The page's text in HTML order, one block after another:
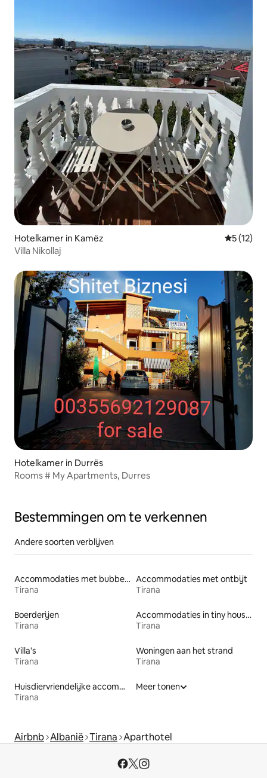
Hotelkamer in Kamëz
5 (12)
Villa Nikollaj
Hotelkamer in Durrës
Rooms # My Apartments, Durres
Bestemmingen om te verkennen
Andere soorten verblijven
Accommodaties met bubbelbad
Tirana
Accommodaties met ontbijt
Tirana
Boerderijen
Tirana
Accommodaties in tiny houses
Tirana
Villa's
Tirana
Woningen aan het strand
Tirana
Huisdiervriendelijke accommodaties
Tirana
Meer tonen
Airbnb Albanië Tirana Aparthotel